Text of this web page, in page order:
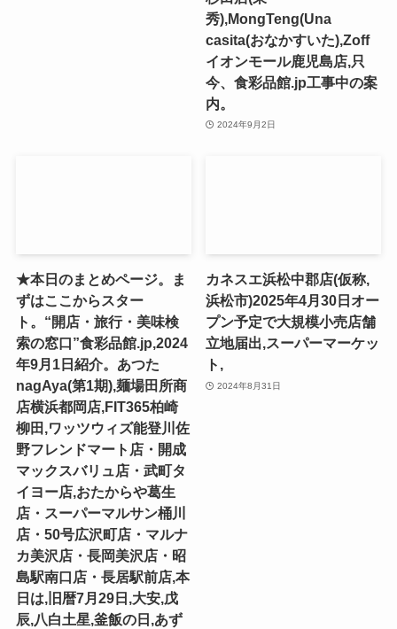
秀),MongTeng(Una
casita(おなかすいた),Zoff
イオンモール鹿児島店,只
今、食彩品館.jp工事中の案
内。
2024年9月2日
★本日のまとめページ。ま
ずはここからスター
ト。“開店・旅行・美味検
索の窓口”食彩品館.jp,2024
年9月1日紹介。あつた
nagAya(第1期),麺場田所商
店横浜都岡店,FIT365柏崎
柳田,ワッツウィズ能登川佐
野フレンドマート店・開成
マックスバリュ店・武町タ
イヨー店,おたからや葛生
店・スーパーマルサン桶川
店・50号広沢町店・マルナ
カ美沢店・長岡美沢店・昭
島駅南口店・長居駅前店,本
日は,旧暦7月29日,大安,戊
辰,八白土星,釜飯の日,あず
カネスエ浜松中郡店(仮称,
浜松市)2025年4月30日オー
プン予定で大規模小売店舗
立地届出,スーパーマーケッ
ト,
2024年8月31日